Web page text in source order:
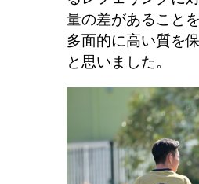
量の差があること
多面的に高い質を
と思いました。